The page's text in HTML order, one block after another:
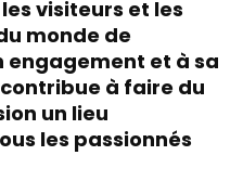
visiteurs et les
monde de
engagement et à sa
à faire du
un lieu
les passionnés